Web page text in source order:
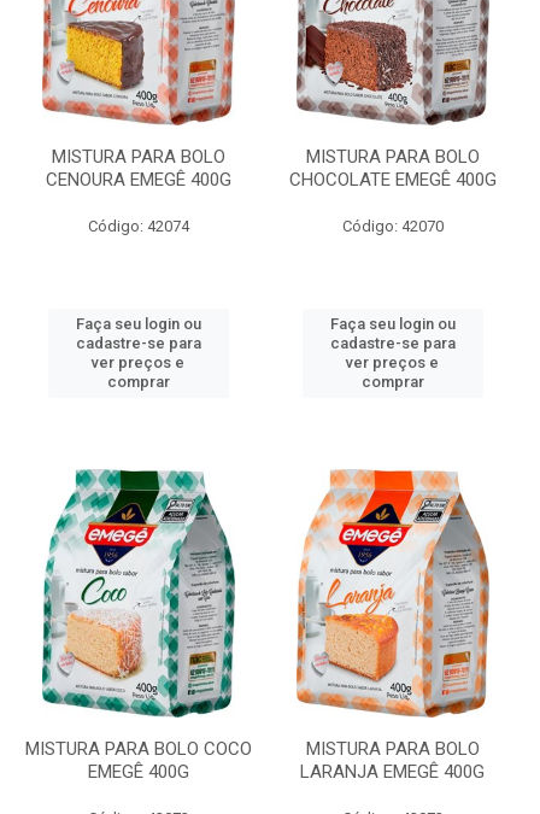
MISTURA PARA BOLO
CENOURA EMEGÊ 400G
Código: 42074
Faça seu login ou
cadastre-se para
ver preços e
comprar
MISTURA PARA BOLO
CHOCOLATE EMEGÊ 400G
Código: 42070
Faça seu login ou
cadastre-se para
ver preços e
comprar
MISTURA PARA BOLO COCO
EMEGÊ 400G
MISTURA PARA BOLO
LARANJA EMEGÊ 400G